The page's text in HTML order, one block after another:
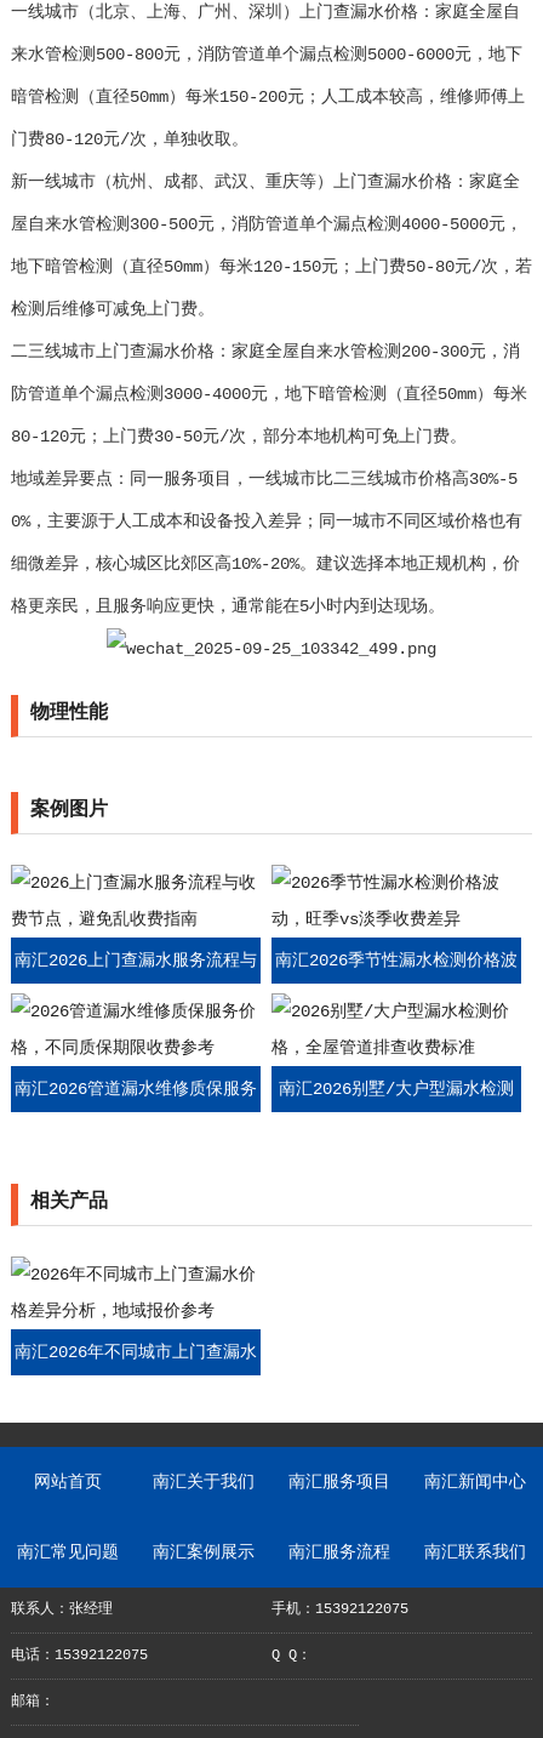
一线城市（北京、上海、广州、深圳）上门查漏水价格：家庭全屋自
来水管检测500-800元，消防管道单个漏点检测5000-6000元，地下
暗管检测（直径50mm）每米150-200元；人工成本较高，维修师傅上
门费80-120元/次，单独收取。
新一线城市（杭州、成都、武汉、重庆等）上门查漏水价格：家庭全
屋自来水管检测300-500元，消防管道单个漏点检测4000-5000元，
地下暗管检测（直径50mm）每米120-150元；上门费50-80元/次，若
检测后维修可减免上门费。
二三线城市上门查漏水价格：家庭全屋自来水管检测200-300元，消
防管道单个漏点检测3000-4000元，地下暗管检测（直径50mm）每米
80-120元；上门费30-50元/次，部分本地机构可免上门费。
地域差异要点：同一服务项目，一线城市比二三线城市价格高30%-5
0%，主要源于人工成本和设备投入差异；同一城市不同区域价格也有
细微差异，核心城区比郊区高10%-20%。建议选择本地正规机构，价
格更亲民，且服务响应更快，通常能在5小时内到达现场。
物理性能
案例图片
南汇2026上门查漏水服务流程与
收费节点，避免乱收费指南
南汇2026季节性漏水检测价格波
动，旺季vs淡季收费差异
南汇2026管道漏水维修质保服务 南汇2026别墅/大户型漏水检测
相关产品
南汇2026年不同城市上门查漏水
网站首页 南汇关于我们 南汇服务项目 南汇新闻中心
南汇常见问题 南汇案例展示 南汇服务流程 南汇联系我们
联系人：张经理 手机：15392122075
电话：15392122075 Q Q：
邮箱：